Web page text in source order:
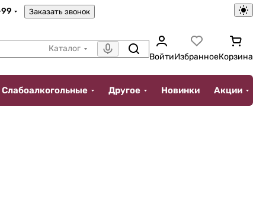
Заказать звонок
Каталог
ВойтиИзбранноеКорзина
Слабоалкогольные Другое Новинки Акции